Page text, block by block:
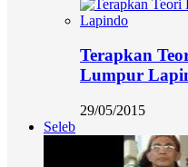
Terapkan
Lumpur
29/05/2015
Seleb